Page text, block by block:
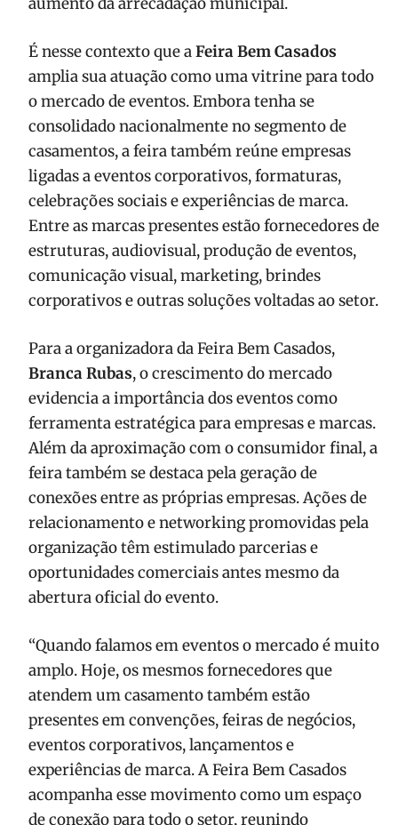
aumento da arrecadação municipal.
É nesse contexto que aFeira Bem Casados
amplia sua atuação como uma vitrine para todo
o mercado de eventos. Embora tenha se
consolidado nacionalmente no segmento de
casamentos, a feira também reúne empresas
ligadas a eventos corporativos, formaturas,
celebrações sociais e experiências de marca.
Entre as marcas presentes estão fornecedores de
estruturas, audiovisual, produção de eventos,
comunicação visual, marketing, brindes
corporativos e outras soluções voltadas ao setor.
Para a organizadora da Feira Bem Casados,
Branca Rubas, o crescimento do mercado
evidencia a importância dos eventos como
ferramenta estratégica para empresas e marcas.
Além da aproximação com o consumidor final, a
feira também se destaca pela geração de
conexões entre as próprias empresas. Ações de
relacionamento e networking promovidas pela
organização têm estimulado parcerias e
oportunidades comerciais antes mesmo da
abertura oficial do evento.
“Quando falamos em eventos o mercado é muito
amplo. Hoje, os mesmos fornecedores que
atendem um casamento também estão
presentes em convenções, feiras de negócios,
eventos corporativos, lançamentos e
experiências de marca. A Feira Bem Casados
acompanha esse movimento como um espaço
de conexão para todo o setor, reunindo